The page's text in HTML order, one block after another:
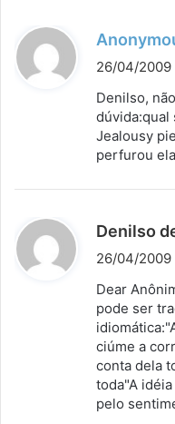
26/04/2009
Denilso,
dúvida:qual
Jealousy
perfurou
Denilso
26/04/2009
Dear
pode ser
ciúme a
conta dela
toda"A
pelo